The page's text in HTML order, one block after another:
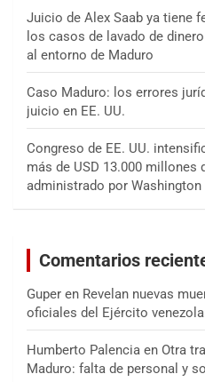
Juicio de Alex Saab ya tiene
los casos de lavado de
al entorno de Maduro
Caso Maduro: los errores
juicio en EE. UU.
Congreso de EE. UU.
más de USD 13.000 millones
administrado por Washington
Comentarios
Guper en Revelan nuevas
oficiales del Ejército
Humberto Palencia en Otra
Maduro: falta de personal y